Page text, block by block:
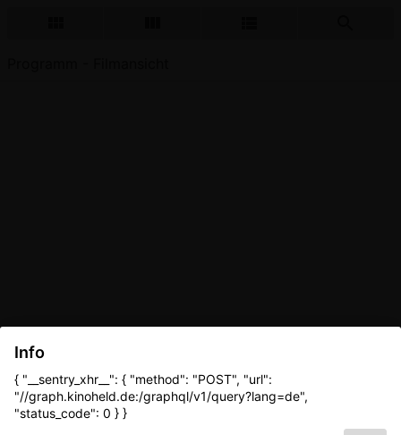
Info
{ "__sentry_xhr__": { "method": "POST", "url":
"//graph.kinoheld.de:/graphql/v1/query?lang=de",
"status_code": 0 } }